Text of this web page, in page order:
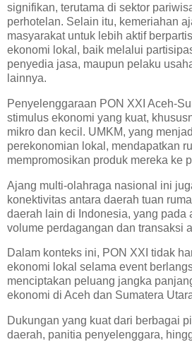
signifikan, terutama di sektor
perhotelan. Selain itu, kemeriahan
masyarakat untuk lebih aktif
ekonomi lokal, baik melalui
penyedia jasa, maupun pelaku
lainnya.
Penyelenggaraan PON XXI Aceh-
stimulus ekonomi yang kuat,
mikro dan kecil. UMKM, yang
perekonomian lokal, mendapatkan
mempromosikan produk mereka ke
Ajang multi-olahraga nasional ini
konektivitas antara daerah tuan
daerah lain di Indonesia, yang pada
volume perdagangan dan transaksi
Dalam konteks ini, PON XXI tidak
ekonomi lokal selama event
menciptakan peluang jangka
ekonomi di Aceh dan Sumatera
Dukungan yang kuat dari berbagai
daerah, panitia penyelenggara,